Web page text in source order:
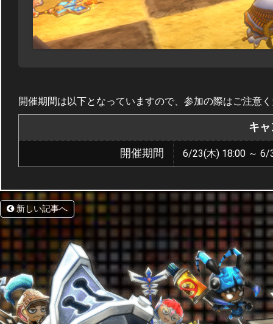
開催期間は以下となっていますので、参加の際はご注意
キ
開催期間 6/23(木) 18:00 ～ 6/
新しい記事へ